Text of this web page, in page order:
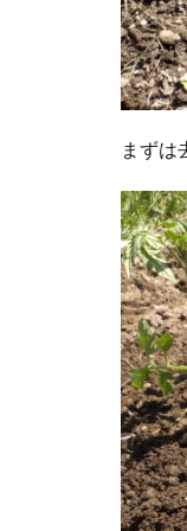
まずは